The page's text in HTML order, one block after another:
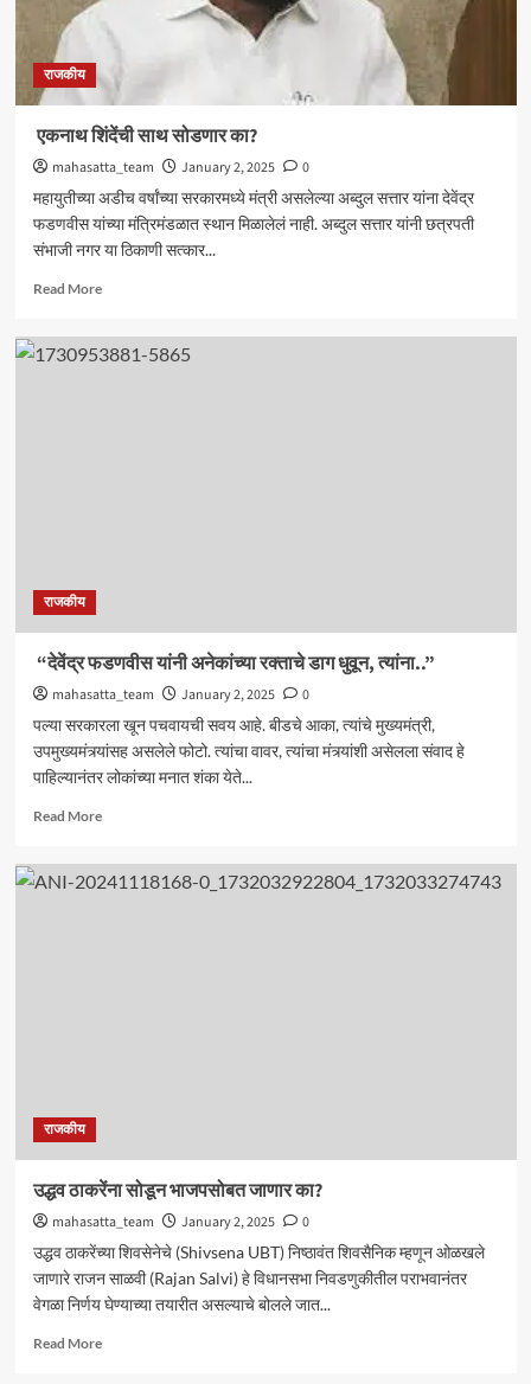
राजकीय
एकनाथ शिंदेंची साथ सोडणार का?
mahasatta_team January 2, 2025
0
महायुतीच्या अडीच वर्षांच्या सरकारमध्ये मंत्री असलेल्या अब्दुल सत्तार यांना देवेंद्र
फडणवीस यांच्या मंत्रिमंडळात स्थान मिळालेलं नाही. अब्दुल सत्तार यांनी छत्रपती
संभाजी नगर या ठिकाणी सत्कार...
Read MoreRead
एकनाथ
राजकीय
“देवेंद्र फडणवीस यांनी अनेकांच्या रक्ताचे डाग धुवून, त्यांना..”
mahasatta_team January 2, 2025
0
पल्या सरकारला खून पचवायची सवय आहे. बीडचे आका, त्यांचे मुख्यमंत्री,
उपमुख्यमंत्र्यांसह असलेले फोटो. त्यांचा वावर, त्यांचा मंत्र्यांशी असेलला संवाद हे
पाहिल्यानंतर लोकांच्या मनात शंका येते...
Read MoreRead
“देवेंद्र
राजकीय
उद्धव ठाकरेंना सोडून भाजपसोबत जाणार का?
mahasatta_team January 2, 2025
0
उद्धव ठाकरेंच्या शिवसेनेचे (Shivsena UBT) निष्ठावंत शिवसैनिक म्हणून ओळखले
जाणारे राजन साळवी (Rajan Salvi) हे विधानसभा निवडणुकीतील पराभवानंतर
वेगळा निर्णय घेण्याच्या तयारीत असल्याचे बोलले जात...
Read MoreRead